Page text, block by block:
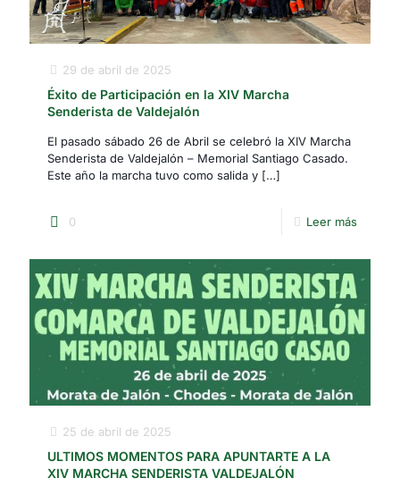
29 de abril de 2025
Éxito de Participación en la XIV Marcha
Senderista de Valdejalón
El pasado sábado 26 de Abril se celebró la XIV Marcha
Senderista de Valdejalón – Memorial Santiago Casado.
Este año la marcha tuvo como salida y […]
0 Leer más
25 de abril de 2025
ULTIMOS MOMENTOS PARA APUNTARTE A LA
XIV MARCHA SENDERISTA VALDEJALÓN